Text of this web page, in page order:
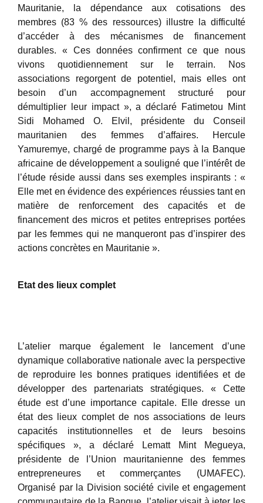
Mauritanie, la dépendance aux cotisations des
membres (83 % des ressources) illustre la difficulté
d’accéder à des mécanismes de financement
durables. « Ces données confirment ce que nous
vivons quotidiennement sur le terrain. Nos
associations regorgent de potentiel, mais elles ont
besoin d’un accompagnement structuré pour
démultiplier leur impact », a déclaré Fatimetou Mint
Sidi Mohamed O. Elvil, présidente du Conseil
mauritanien des femmes d’affaires. Hercule
Yamuremye, chargé de programme pays à la Banque
africaine de développement a souligné que l’intérêt de
l’étude réside aussi dans ses exemples inspirants : «
Elle met en évidence des expériences réussies tant en
matière de renforcement des capacités et de
financement des micros et petites entreprises portées
par les femmes qui ne manqueront pas d’inspirer des
actions concrètes en Mauritanie ».
Etat des lieux complet
L’atelier marque également le lancement d’une
dynamique collaborative nationale avec la perspective
de reproduire les bonnes pratiques identifiées et de
développer des partenariats stratégiques. « Cette
étude est d’une importance capitale. Elle dresse un
état des lieux complet de nos associations de leurs
capacités institutionnelles et de leurs besoins
spécifiques », a déclaré Lematt Mint Megueya,
présidente de l’Union mauritanienne des femmes
entrepreneures et commerçantes (UMAFEC).
Organisé par la Division société civile et engagement